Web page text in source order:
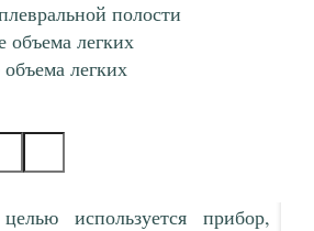
полости
легких
легких
используется прибор,